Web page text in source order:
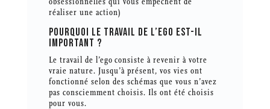
réaliser une action)
POURQUOI LE TRAVAIL DE L’EGO EST-IL
IMPORTANT ?
Le travail de l’ego consiste à revenir à votre
vraie nature. Jusqu’à présent, vos vies ont
fonctionné selon des schémas que vous n’avez
pas consciemment choisis. Ils ont été choisis
pour vous.